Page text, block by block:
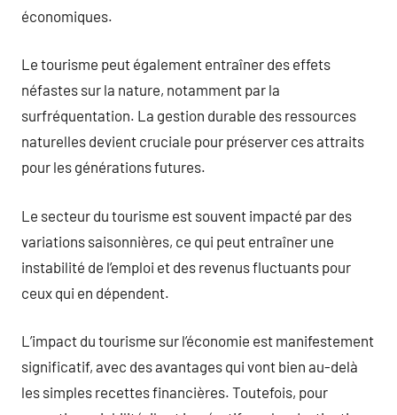
économiques.
Le tourisme peut également entraîner des effets
néfastes sur la nature, notamment par la
surfréquentation. La gestion durable des ressources
naturelles devient cruciale pour préserver ces attraits
pour les générations futures.
Le secteur du tourisme est souvent impacté par des
variations saisonnières, ce qui peut entraîner une
instabilité de l’emploi et des revenus fluctuants pour
ceux qui en dépendent.
L’impact du tourisme sur l’économie est manifestement
significatif, avec des avantages qui vont bien au-delà
les simples recettes financières. Toutefois, pour